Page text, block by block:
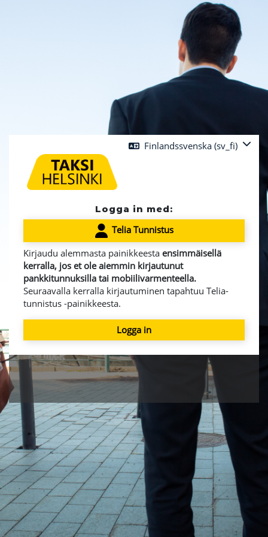
Finlandssvenska ‎(sv_fi)‎
Logga in med:
Telia Tunnistus
Kirjaudu alemmasta painikkeesta ensimmäisellä
kerralla, jos et ole aiemmin kirjautunut
pankkitunnuksilla tai mobiilivarmenteella.
Seuraavalla kerralla kirjautuminen tapahtuu Telia-
tunnistus -painikkeesta.
Logga in